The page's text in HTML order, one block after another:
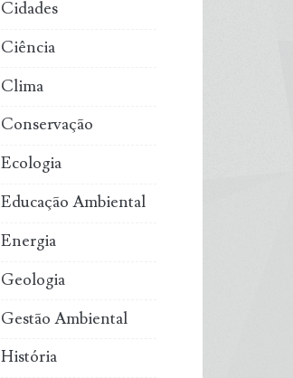
Cidades
Ciência
Clima
Conservação
Ecologia
Educação Ambiental
Energia
Geologia
Gestão Ambiental
História